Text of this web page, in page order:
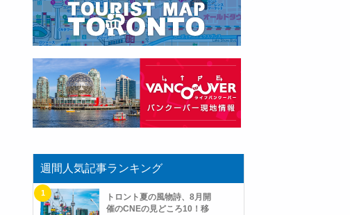
週間人気記事ランキング
トロント夏の風物詩、8月開
催のCNEの見どころ10！移